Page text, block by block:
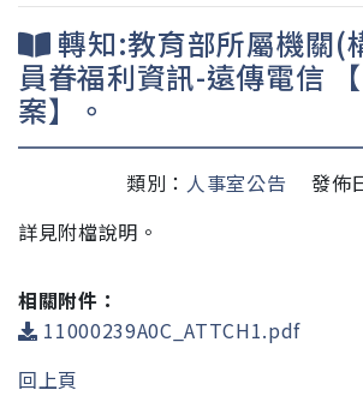
轉知:教育部所屬機關(
員眷福利資訊-遠傳電信
案】。
類別： 人事室公告
發佈
詳見附檔說明。
相關附件：
11000239A0C_ATTCH1.pdf
回上頁